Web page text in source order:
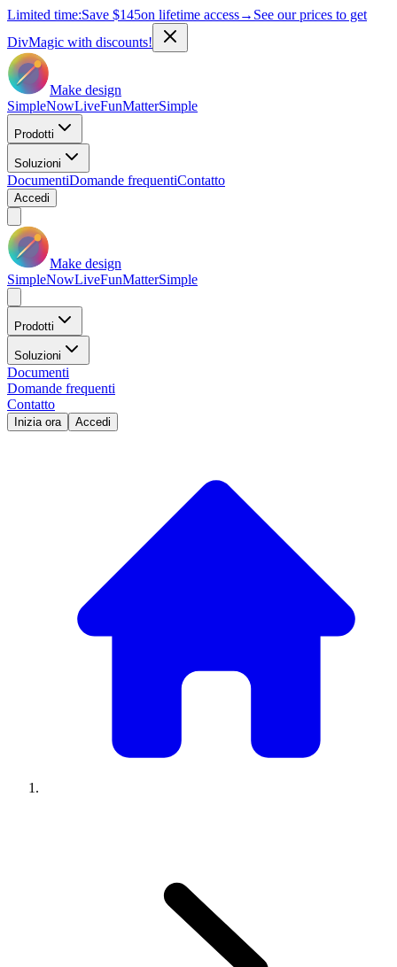
Limited time:Save $145on lifetime access→ See our prices to get
DivMagic with discounts!
Make design
SimpleNowLiveFunMatterSimple
Prodotti
Soluzioni
DocumentiDomande frequentiContatto
Accedi
Make design
SimpleNowLiveFunMatterSimple
Prodotti
Soluzioni
Documenti
Domande frequenti
Contatto
Inizia ora Accedi